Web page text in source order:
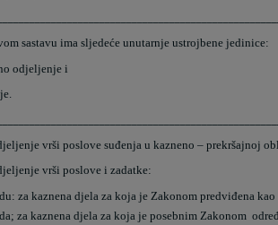
sastavu ima sljedeće unutarnje ustrojbene jedinice:
odjeljenje i
vrši poslove suđenja u kazneno – prekršajnoj
vrši poslove i zadatke:
za kaznena djela za koja je Zakonom predviđena
za kaznena djela za koja je posebnim Zakonom